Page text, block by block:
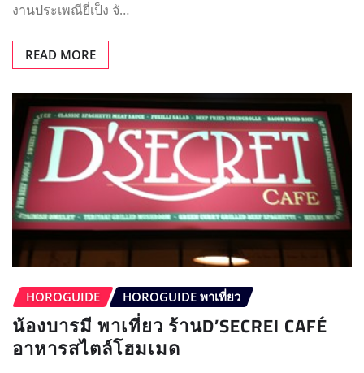
งานประเพณียี่เป็ง จั…
READ MORE
HOROGUIDE HOROGUIDE พาเที่ยว
น้องบารมี พาเที่ยว ร้านD’SECREI CAFÉ
อาหารสไตล์โฮมเมด